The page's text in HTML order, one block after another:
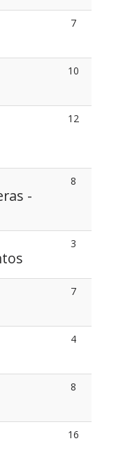
7
10
12
-
8
3
7
4
8
16